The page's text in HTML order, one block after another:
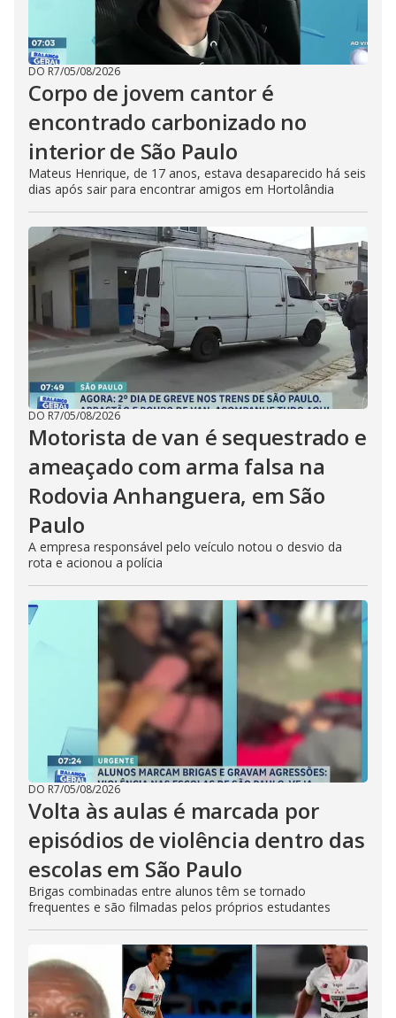
DO R7/05/08/2026
Corpo de jovem cantor é
encontrado carbonizado no
interior de São Paulo
Mateus Henrique, de 17 anos, estava desaparecido há seis
dias após sair para encontrar amigos em Hortolândia
DO R7/05/08/2026
Motorista de van é sequestrado e
ameaçado com arma falsa na
Rodovia Anhanguera, em São
Paulo
A empresa responsável pelo veículo notou o desvio da
rota e acionou a polícia
DO R7/05/08/2026
Volta às aulas é marcada por
episódios de violência dentro das
escolas em São Paulo
Brigas combinadas entre alunos têm se tornado
frequentes e são filmadas pelos próprios estudantes